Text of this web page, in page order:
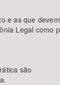
e as que
Legal como
são